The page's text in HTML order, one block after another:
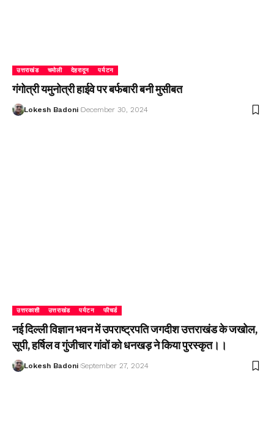
उत्तराखंड चमोली देहरादून पर्यटन
गंगोत्री यमुनोत्री हाईवे पर बर्फबारी बनी मुसीबत
Lokesh Badoni December 30, 2024
उत्तरकाशी उत्तराखंड पर्यटन फीचर्ड
नई दिल्ली विज्ञान भवन में उपराष्ट्रपति जगदीश उत्तराखंड के जखोल,
सूपी, हर्षिल व गुंजीचार गांवों को धनखड़ ने किया पुरस्कृत।।
Lokesh Badoni September 27, 2024